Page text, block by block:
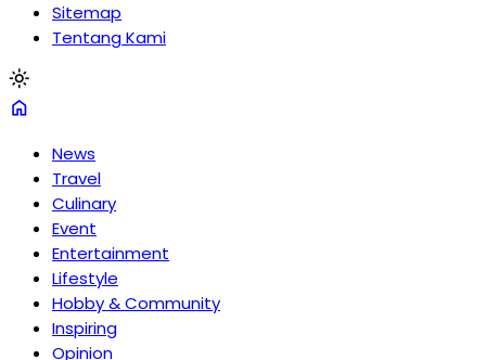
Sitemap
Tentang Kami
light_mode
home
News
Travel
Culinary
Event
Entertainment
Lifestyle
Hobby & Community
Inspiring
Opinion